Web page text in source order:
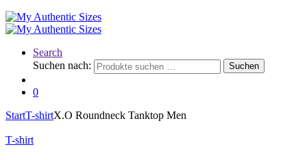
Search
Suchen nach:
Suchen
0
StartT-shirtX.O Roundneck Tanktop Men
T-shirt